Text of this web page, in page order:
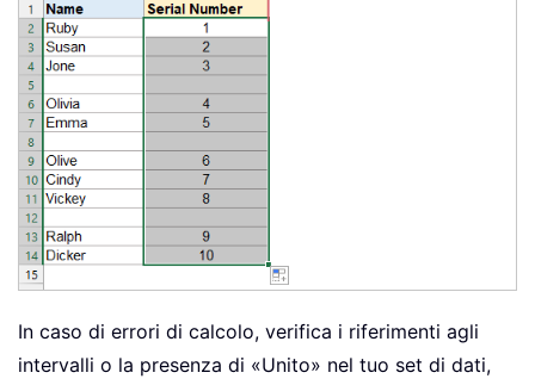
In caso di errori di calcolo, verifica i riferimenti agli
intervalli o la presenza di «Unito» nel tuo set di dati,